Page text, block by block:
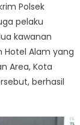
Polsek
pelaku
kawanan
Alam yang
Area, Kota
berhasil